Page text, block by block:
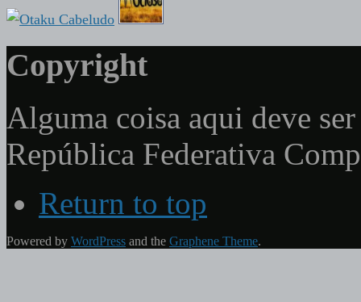
Copyright
Alguma coisa aqui deve
República Federativa
Return to top
Powered by WordPress and the Graphene Theme.